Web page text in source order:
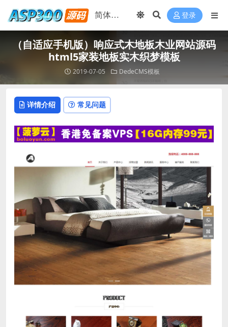
登录
（自适应手机版）响应式木地板木业网站源码
html5家装地板实木织梦模板
2019-07-05 DedeCMS模板
详情介绍 常见问题